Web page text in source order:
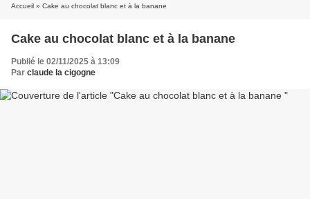
Accueil » Cake au chocolat blanc et à la banane
Cake au chocolat blanc et à la banane
Publié le 02/11/2025 à 13:09
Par claude la cigogne